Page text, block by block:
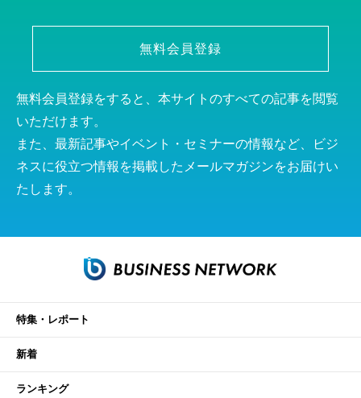
無料会員登録
無料会員登録をすると、本サイトのすべての記事を閲覧
いただけます。
また、最新記事やイベント・セミナーの情報など、ビジ
ネスに役立つ情報を掲載したメールマガジンをお届けい
たします。
特集・レポート
新着
ランキング